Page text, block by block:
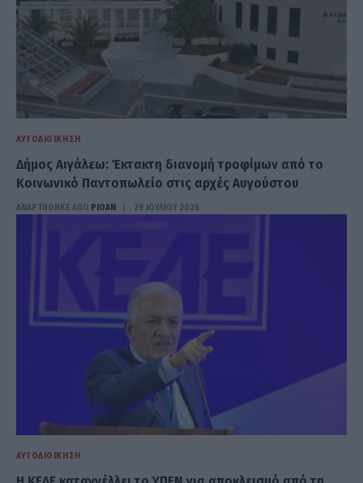
ΑΥΤΟΔΙΟΊΚΗΣΗ
Δήμος Αιγάλεω: Έκτακτη διανομή τροφίμων από το
Κοινωνικό Παντοπωλείο στις αρχές Αυγούστου
ΑΝΑΡΤΗΘΗΚΕ ΑΠΟ PIOAN 29 ΙΟΥΛΊΟΥ 2026
ΑΥΤΟΔΙΟΊΚΗΣΗ